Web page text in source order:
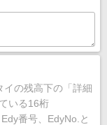
イの残高下の「詳細
いる16桁
番号、EdyNo.と